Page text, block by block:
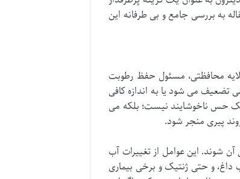
به بررسی جامع و بی طرفانه این
محافظتی، مسئول حفظ رطوبت
تضعیف می شود یا به اندازه کافی
حس ناخوشایند نیست؛ بلکه می
پیری منجر شود.
شوند. این عوامل از تغییرات آب
داغ، و حتی ژنتیک و برخی بیماری